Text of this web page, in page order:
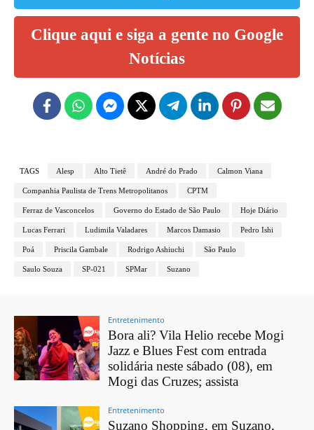
Clique aqui e siga a gente no Google
Notícias
TAGS Alesp Alto Tietê André do Prado Calmon Viana
Companhia Paulista de Trens Metropolitanos CPTM
Ferraz de Vasconcelos Governo do Estado de São Paulo Hoje Diário
Lucas Ferrari Ludimila Valadares Marcos Damasio Pedro Ishi
Poá Priscila Gambale Rodrigo Ashiuchi São Paulo
Saulo Souza SP-021 SPMar Suzano
Entretenimento
Bora ali? Vila Helio recebe Mogi
Jazz e Blues Fest com entrada
solidária neste sábado (08), em
Mogi das Cruzes; assista
Entretenimento
Suzano Shopping, em Suzano,